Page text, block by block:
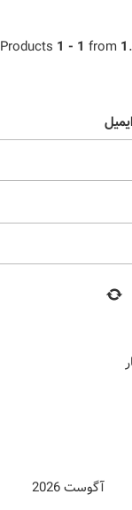
Products 1 - 1 from 1
آگوست 2026